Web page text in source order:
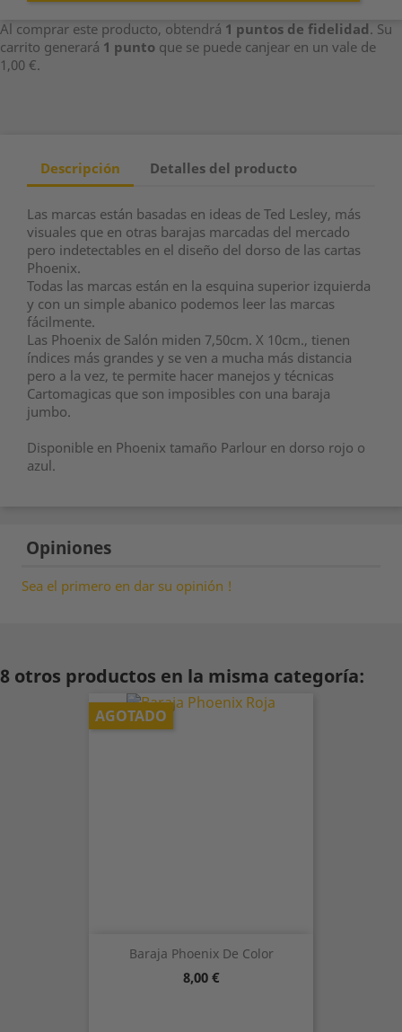
Al comprar este producto, obtendrá 1 puntos de fidelidad. Su
carrito generará 1 punto que se puede canjear en un vale de
1,00 €.
Descripción Detalles del producto
Las marcas están basadas en ideas de Ted Lesley, más
visuales que en otras barajas marcadas del mercado
pero indetectables en el diseño del dorso de las cartas
Phoenix.
Todas las marcas están en la esquina superior izquierda
y con un simple abanico podemos leer las marcas
fácilmente.
Las Phoenix de Salón miden 7,50cm. X 10cm., tienen
índices más grandes y se ven a mucha más distancia
pero a la vez, te permite hacer manejos y técnicas
Cartomagicas que son imposibles con una baraja
jumbo.
Disponible en Phoenix tamaño Parlour en dorso rojo o
azul.
Opiniones
Sea el primero en dar su opinión !
8 otros productos en la misma categoría:
Baraja Phoenix De Color
Precio
8,00 €
AGOTADO